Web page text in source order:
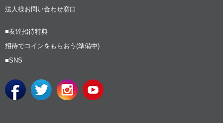
法人様お問い合わせ窓口
■友達招待特典
招待でコインをもらおう(準備中)
■SNS